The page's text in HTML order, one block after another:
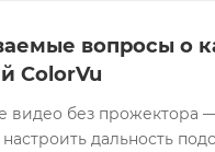
вопросы о
ColorVu
видео без прожектора
дальность